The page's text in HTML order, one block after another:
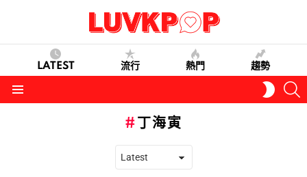
LATEST 流行 熱門 趨勢
SKIN
丁海寅